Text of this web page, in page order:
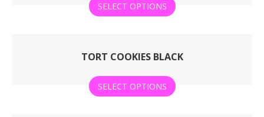
SELECT OPTIONS
TORT COOKIES BLACK
SELECT OPTIONS